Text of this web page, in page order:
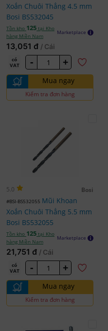
Xoắn Chuôi Thẳng 4.5 mm
Bosi BS532045
Tồn kho 125 tại Kho
hàng Miền Nam
Marketplace
13,051 đ / Cái
có
VAT
- +
Mua ngay
Kiểm tra đơn hàng
5.0 Bosi
#BSI-BS532055 Mũi Khoan
Xoắn Chuôi Thẳng 5.5 mm
Bosi BS532055
Tồn kho 125 tại Kho
hàng Miền Nam
Marketplace
21,751 đ / Cái
có
VAT
- +
Mua ngay
Kiểm tra đơn hàng